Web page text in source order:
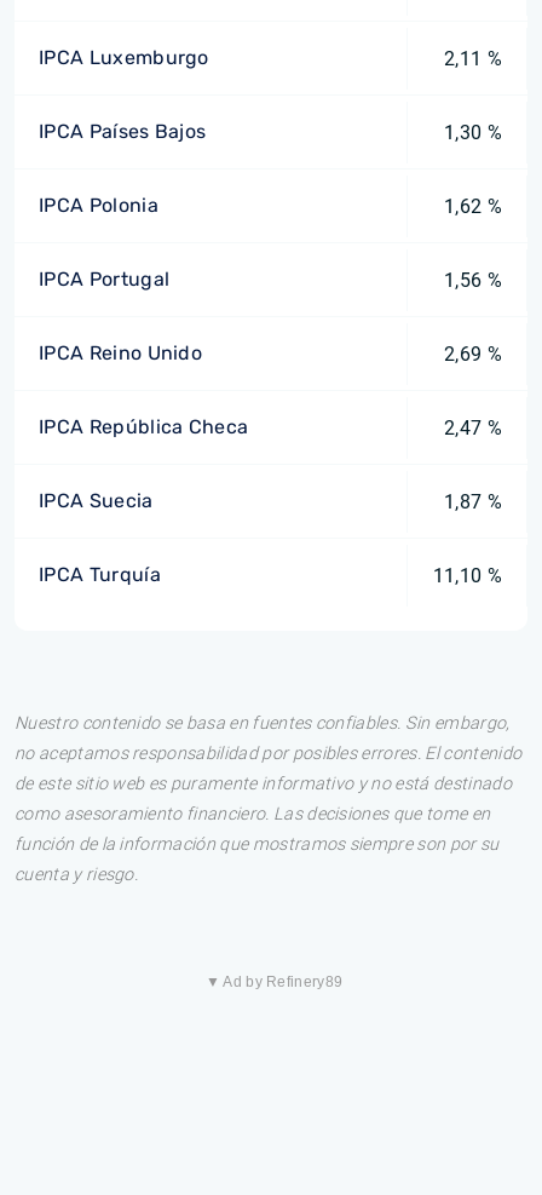
IPCA Luxemburgo 2,11 %
IPCA Países Bajos 1,30 %
IPCA Polonia 1,62 %
IPCA Portugal 1,56 %
IPCA Reino Unido 2,69 %
IPCA República Checa 2,47 %
IPCA Suecia 1,87 %
IPCA Turquía 11,10 %
Nuestro contenido se basa en fuentes confiables. Sin embargo,
no aceptamos responsabilidad por posibles errores. El contenido
de este sitio web es puramente informativo y no está destinado
como asesoramiento financiero. Las decisiones que tome en
función de la información que mostramos siempre son por su
cuenta y riesgo.
▼ Ad by Refinery89